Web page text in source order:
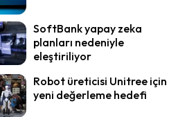
SoftBank yapay zeka
planları nedeniyle
eleştiriliyor
Robot üreticisi Unitree için
yeni değerleme hedefi